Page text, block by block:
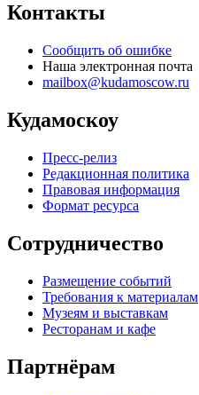
Контакты
Сообщить об ошибке
Наша электронная почта
mailbox@kudamoscow.ru
Кудамоскоу
Пресс-релиз
Редакционная политика
Правовая информация
Формат ресурса
Сотрудничество
Размещение событий
Требования к материалам
Музеям и выставкам
Ресторанам и кафе
Партнёрам